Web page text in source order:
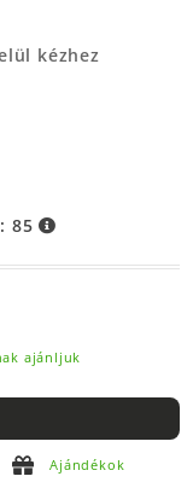
kézhez
85
ajánljuk
Ajándékok